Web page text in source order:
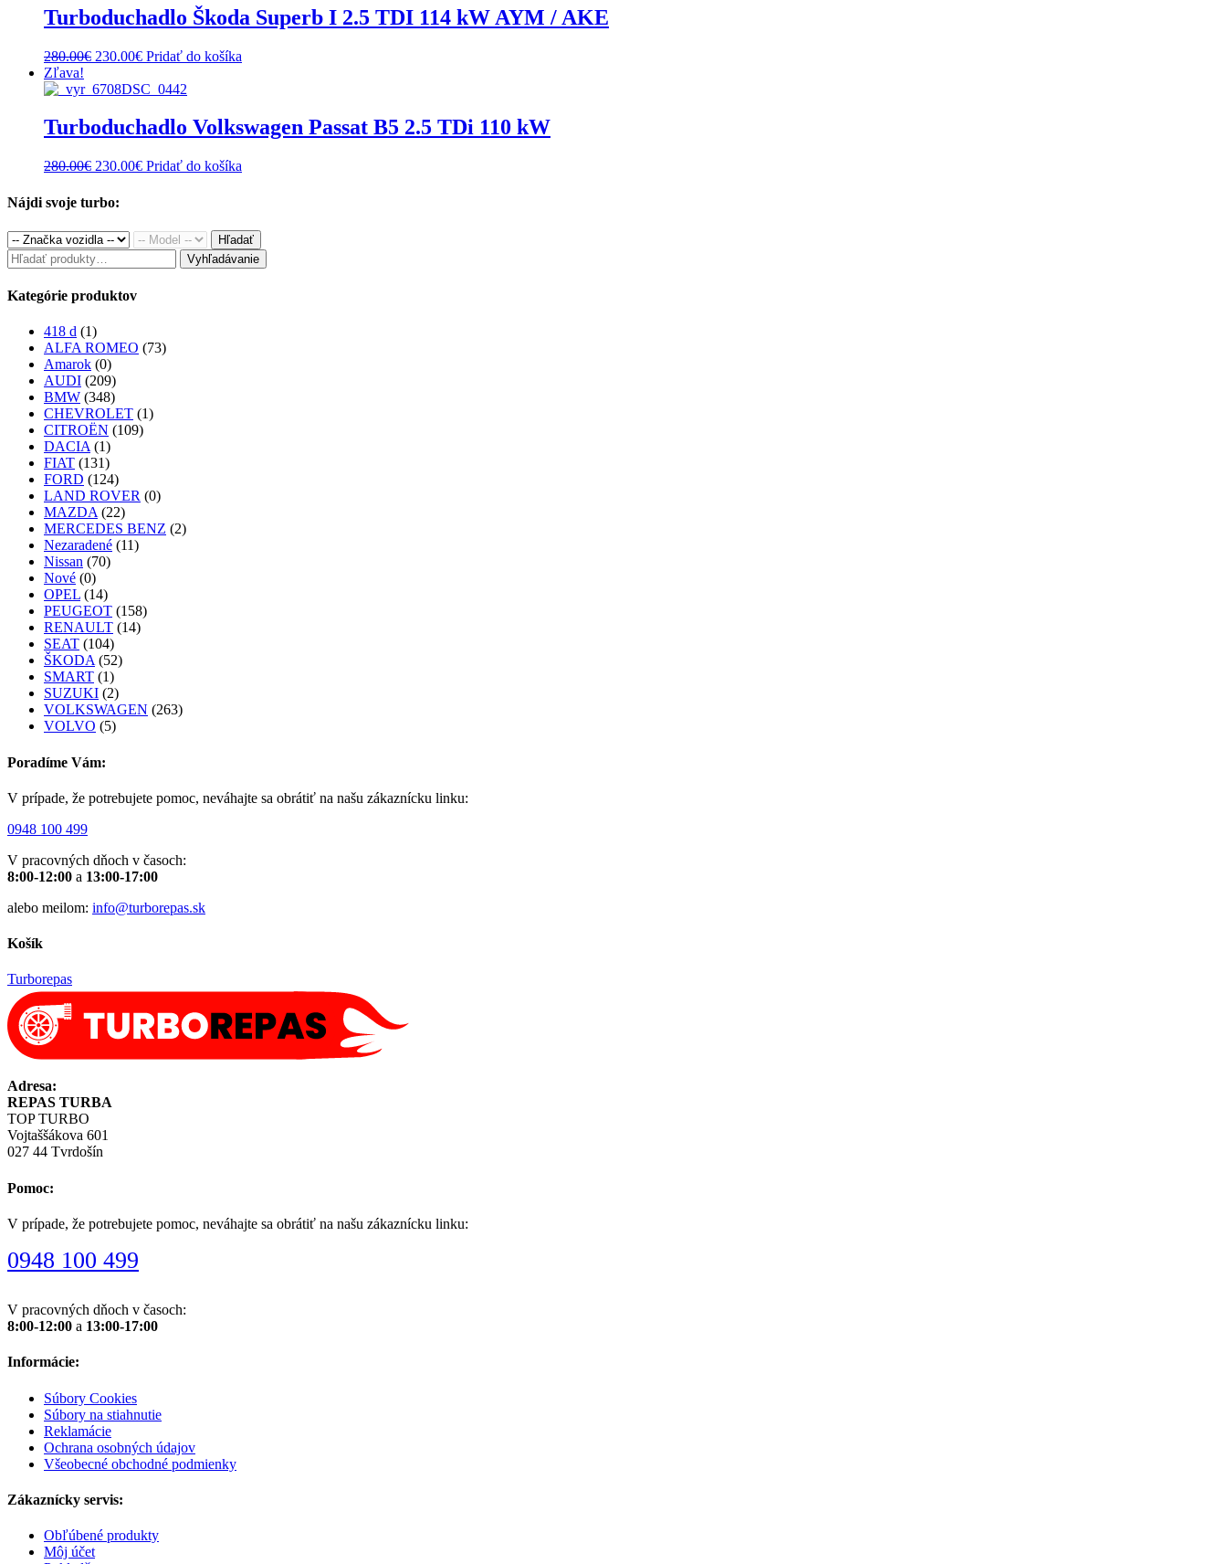
Turboduchadlo Škoda Superb I 2.5 TDI 114 kW AYM / AKE
280.00€ Original
was:
230.00€Current
is:
Pridať do košíka
Zľava!
Turboduchadlo Volkswagen Passat B5 2.5 TDi 110 kW
280.00€ Original
was:
230.00€Current
Pridať do košíka
Nájdi svoje turbo:
Hľadať
Hľadať: Vyhľadávanie
Kategórie produktov
418 d (1)
ALFA ROMEO (73)
Amarok (0)
AUDI (209)
BMW (348)
CHEVROLET (1)
CITROËN (109)
DACIA (1)
FIAT (131)
FORD (124)
LAND ROVER (0)
MAZDA (22)
MERCEDES BENZ (2)
Nezaradené (11)
Nissan (70)
Nové (0)
OPEL (14)
PEUGEOT (158)
RENAULT (14)
SEAT (104)
ŠKODA (52)
SMART (1)
SUZUKI (2)
VOLKSWAGEN (263)
VOLVO (5)
Poradíme Vám:
V prípade, že potrebujete pomoc, neváhajte sa obrátiť na našu zákaznícku linku:
0948 100 499
V pracovných dňoch v časoch:
8:00-12:00 a 13:00-17:00
alebo meilom: info@turborepas.sk
Košík
Turborepas
Adresa:
REPAS TURBA
TOP TURBO
Vojtaššákova 601
027 44 Tvrdošín
Pomoc:
V prípade, že potrebujete pomoc, neváhajte sa obrátiť na našu zákaznícku linku:
0948 100 499
V pracovných dňoch v časoch:
8:00-12:00 a 13:00-17:00
Informácie:
Súbory Cookies
Súbory na stiahnutie
Reklamácie
Ochrana osobných údajov
Všeobecné obchodné podmienky
Zákaznícky servis:
Obľúbené produkty
Môj účet